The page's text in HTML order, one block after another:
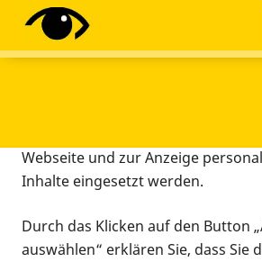
Diese Webseite setzt
Tracking-Tools ein. Dies beinhaltet
Webseite und zur Anzeige
Inhalte eingesetzt werden.
Durch das Klicken auf den Button
auswählen“ erklären Sie, dass Sie